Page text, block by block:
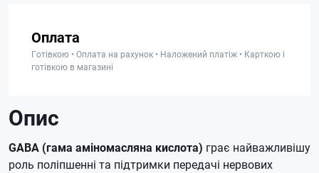
Оплата
Готівкою • Оплата на рахунок • Наложений платіж • Карткою і
готівкою в магазині
Опис
GABA (гама аміномасляна кислота) грає найважливішу
роль поліпшенні та підтримки передачі нервових